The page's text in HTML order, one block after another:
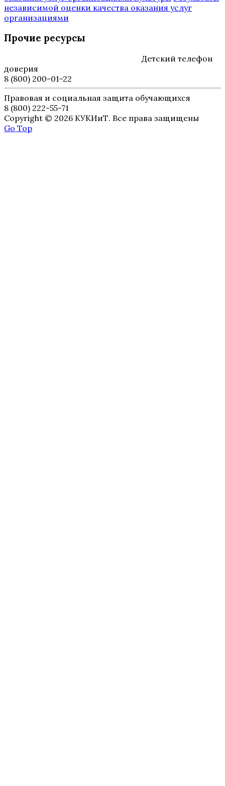
независимой оценки качества оказания услуг
организациями
Прочие ресурсы
Детский телефон
доверия
8 (800) 200-01-22
Правовая и социальная защита обучающихся
8 (800) 222-55-71
Copyright © 2026 КУКИиТ. Все права защищены
Go Top